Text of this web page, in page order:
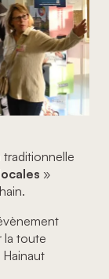
traditionnelle
»
la toute